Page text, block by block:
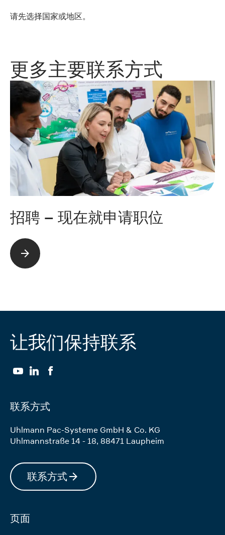
请先选择国家或地区。
更多主要联系方式
招聘 – 现在就申请职位
让我们保持联系
YouTubeLinkedIn
联系方式
Uhlmann Pac-Systeme GmbH & Co. KG
Uhlmannstraße 14 - 18, 88471 Laupheim
联系方式
页面